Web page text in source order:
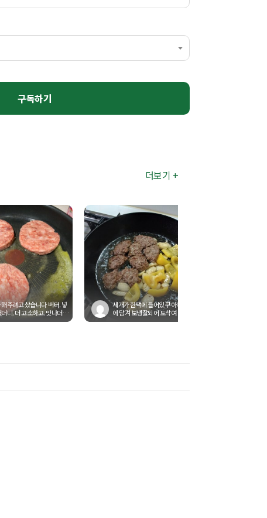
구독하기
더보기 +
주려고 샀습니다 버터. 넣
니. 더 고소하고. 맛나더라
에. 치즈랑 양파까지...
세개가 한팩에 들어있구 아이스백
에 담겨 보냉잘되어 도착여ㆍ밥반
찬할꺼라 두개 자른거에여ㆍ버터나